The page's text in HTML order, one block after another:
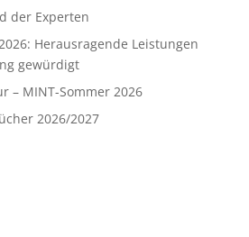
der Experten
Herausragende Leistungen
gewürdigt
– MINT-Sommer 2026
2026/2027